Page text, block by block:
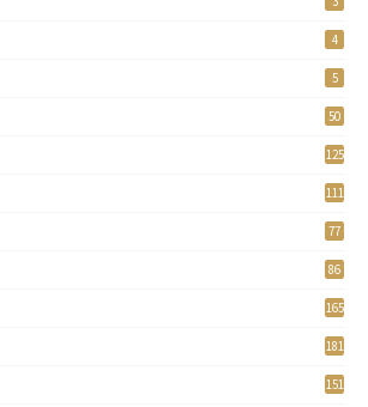
4
5
50
125
111
77
86
165
181
151